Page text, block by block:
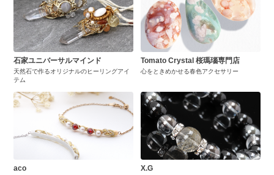
石家ユニバーサルマインド
天然石で作るオリジナルのヒーリングアイ
テム
Tomato Crystal 桜瑪瑙専門店
心をときめかせる春色アクセサリー
aco X.G